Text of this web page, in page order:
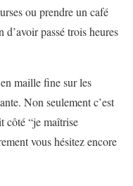
ou prendre un café
d’avoir passé trois heures
maille fine sur les
Non seulement c’est
côté “je maîtrise
vous hésitez encore